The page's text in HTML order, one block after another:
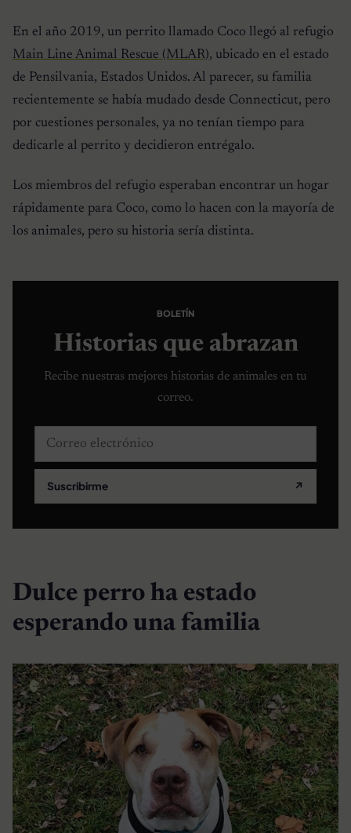
En el año 2019, un perrito llamado Coco llegó al refugio
Main Line Animal Rescue (MLAR), ubicado en el estado
de Pensilvania, Estados Unidos. Al parecer, su familia
recientemente se había mudado desde Connecticut, pero
por cuestiones personales, ya no tenían tiempo para
dedicarle al perrito y decidieron entrégalo.
Los miembros del refugio esperaban encontrar un hogar
rápidamente para Coco, como lo hacen con la mayoría de
los animales, pero su historia sería distinta.
BOLETÍN
Historias que abrazan
Recibe nuestras mejores historias de animales en tu
correo.
Correo electrónico
Suscribirme ↗
Dulce perro ha estado
esperando una familia